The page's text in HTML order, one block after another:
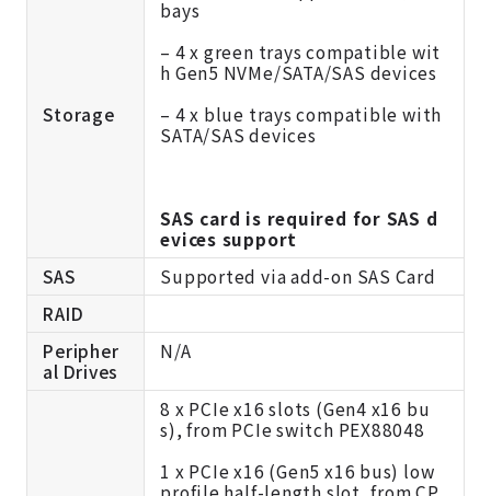
Storage
bays
– 4 x green trays compatible wit
h Gen5 NVMe/SATA/SAS devices
– 4 x blue trays compatible with
SATA/SAS devices
SAS card is required for SAS d
evices support
SAS
Supported via add-on SAS Card
RAID
Peripher
al Drives
N/A
8 x PCIe x16 slots (Gen4 x16 bu
s), from PCIe switch PEX88048
1 x PCIe x16 (Gen5 x16 bus) low